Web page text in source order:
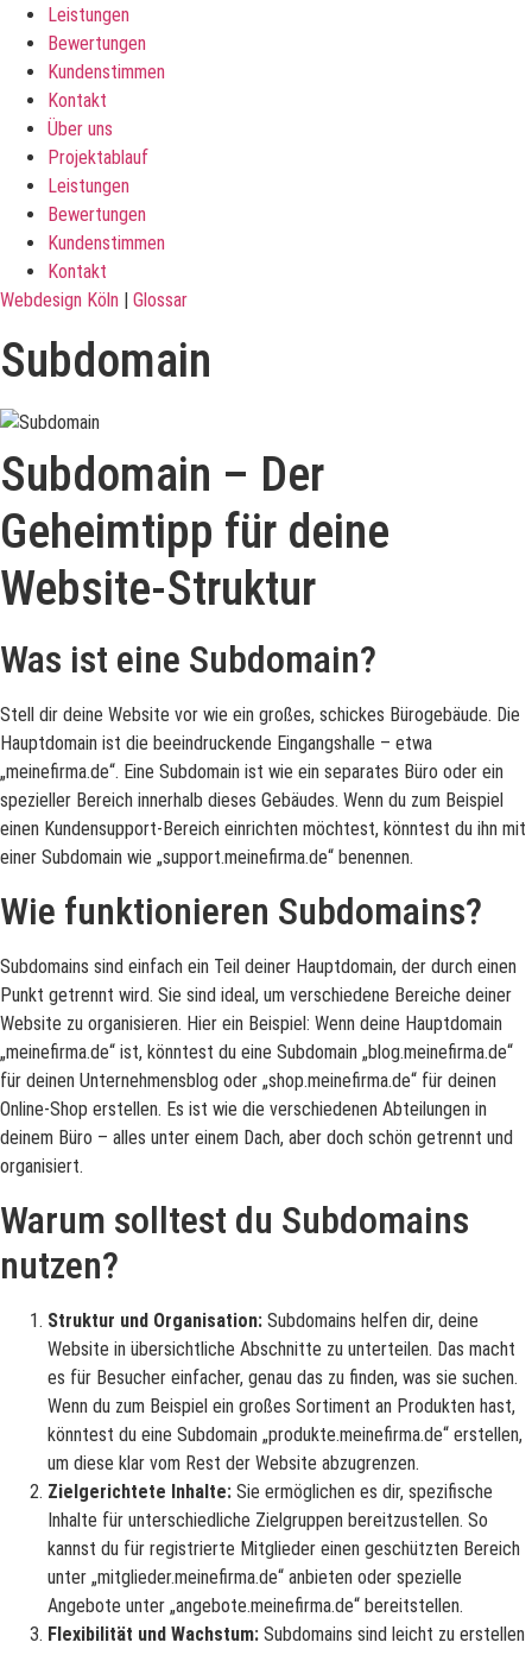
Leistungen
Bewertungen
Kundenstimmen
Kontakt
Über uns
Projektablauf
Leistungen
Bewertungen
Kundenstimmen
Kontakt
Webdesign Köln
Glossar
Subdomain
Subdomain – Der
Geheimtipp für deine
Website-Struktur
Was ist eine Subdomain?
Stell dir deine Website vor wie ein großes, schickes Bürogebäude. Die
Hauptdomain ist die beeindruckende Eingangshalle – etwa
„meinefirma.de“. Eine Subdomain ist wie ein separates Büro oder ein
spezieller Bereich innerhalb dieses Gebäudes. Wenn du zum Beispiel
einen Kundensupport-Bereich einrichten möchtest, könntest du ihn mit
einer Subdomain wie „support.meinefirma.de“ benennen.
Wie funktionieren Subdomains?
Subdomains sind einfach ein Teil deiner Hauptdomain, der durch einen
Punkt getrennt wird. Sie sind ideal, um verschiedene Bereiche deiner
Website zu organisieren. Hier ein Beispiel: Wenn deine Hauptdomain
„meinefirma.de“ ist, könntest du eine Subdomain „blog.meinefirma.de“
für deinen Unternehmensblog oder „shop.meinefirma.de“ für deinen
Online-Shop erstellen. Es ist wie die verschiedenen Abteilungen in
deinem Büro – alles unter einem Dach, aber doch schön getrennt und
organisiert.
Warum solltest du Subdomains
nutzen?
Struktur und Organisation: Subdomains helfen dir, deine
Website in übersichtliche Abschnitte zu unterteilen. Das macht
es für Besucher einfacher, genau das zu finden, was sie suchen.
Wenn du zum Beispiel ein großes Sortiment an Produkten hast,
könntest du eine Subdomain „produkte.meinefirma.de“ erstellen,
um diese klar vom Rest der Website abzugrenzen.
Zielgerichtete Inhalte: Sie ermöglichen es dir, spezifische
Inhalte für unterschiedliche Zielgruppen bereitzustellen. So
kannst du für registrierte Mitglieder einen geschützten Bereich
unter „mitglieder.meinefirma.de“ anbieten oder spezielle
Angebote unter „angebote.meinefirma.de“ bereitstellen.
Flexibilität und Wachstum: Subdomains sind leicht zu erstellen